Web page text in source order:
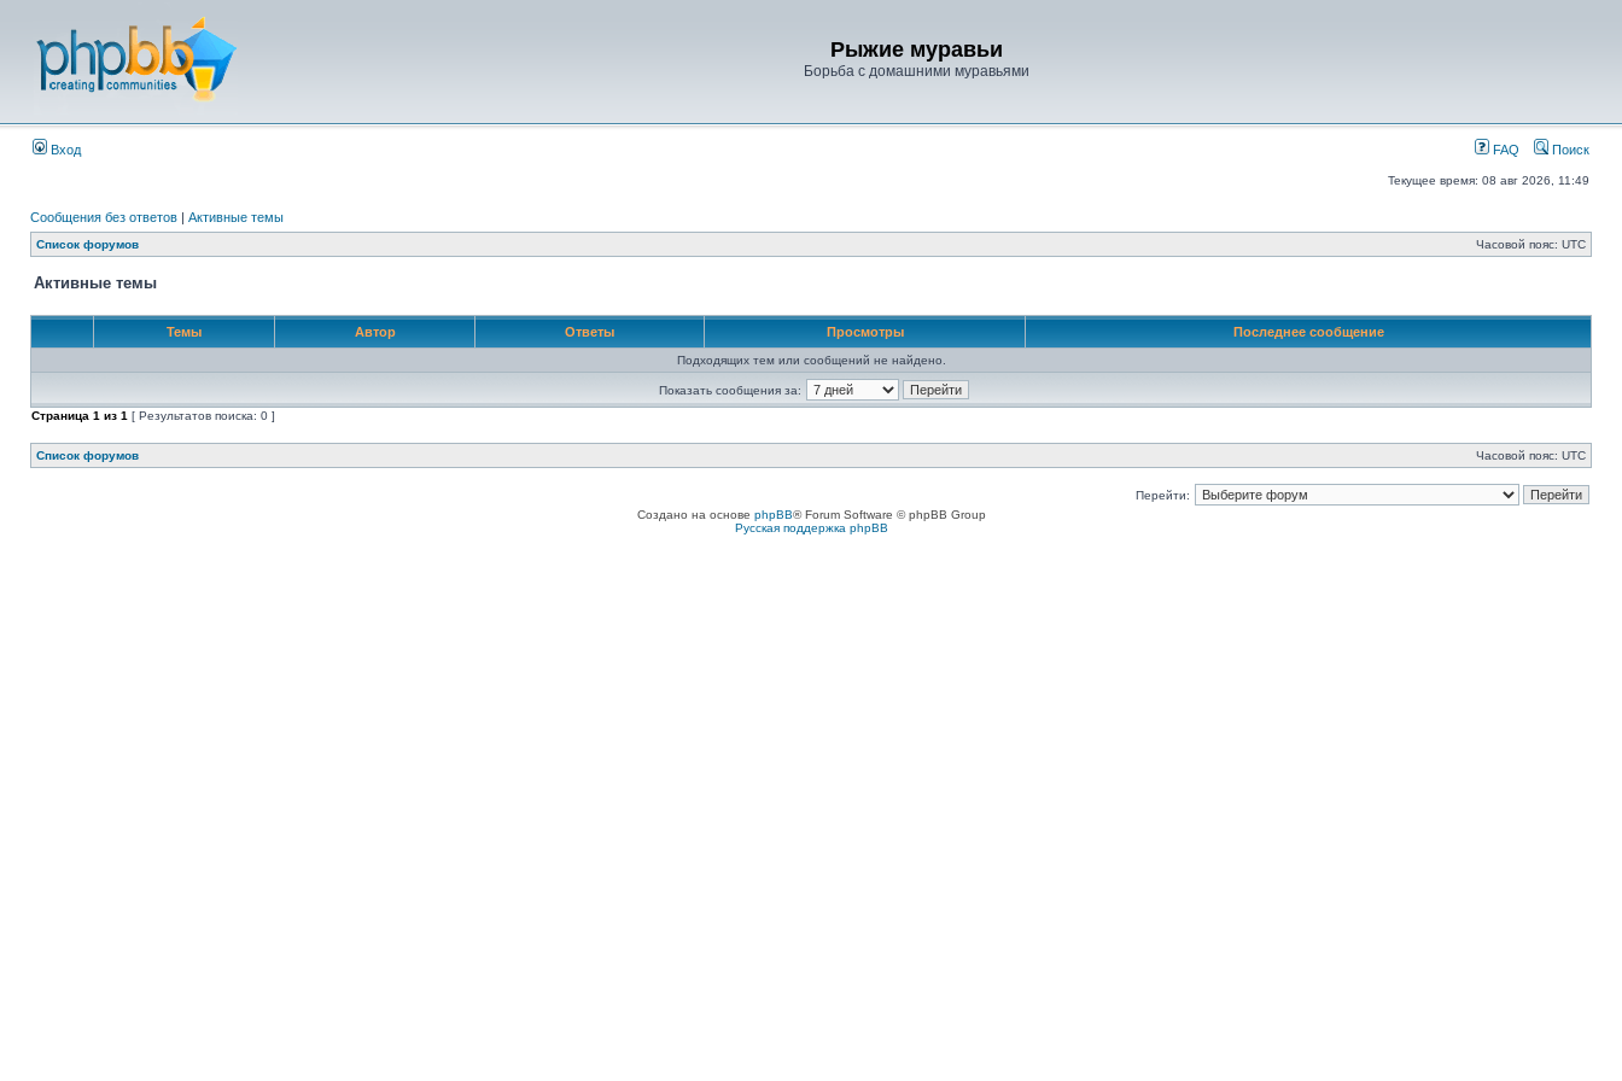
Рыжие муравьи
Борьба с домашними муравьями
Вход FAQ Поиск
Текущее время: 08 авг 2026, 11:49
Сообщения без ответов | Активные темы
Список форумов Часовой пояс: UTC
Активные темы
Темы Автор Ответы Просмотры Последнее сообщение
Подходящих тем или сообщений не найдено.
Показать сообщения за:
Страница 1 из 1 [ Результатов поиска: 0 ]
Список форумов Часовой пояс: UTC
Перейти:
Создано на основе phpBB® Forum Software © phpBB Group
Русская поддержка phpBB